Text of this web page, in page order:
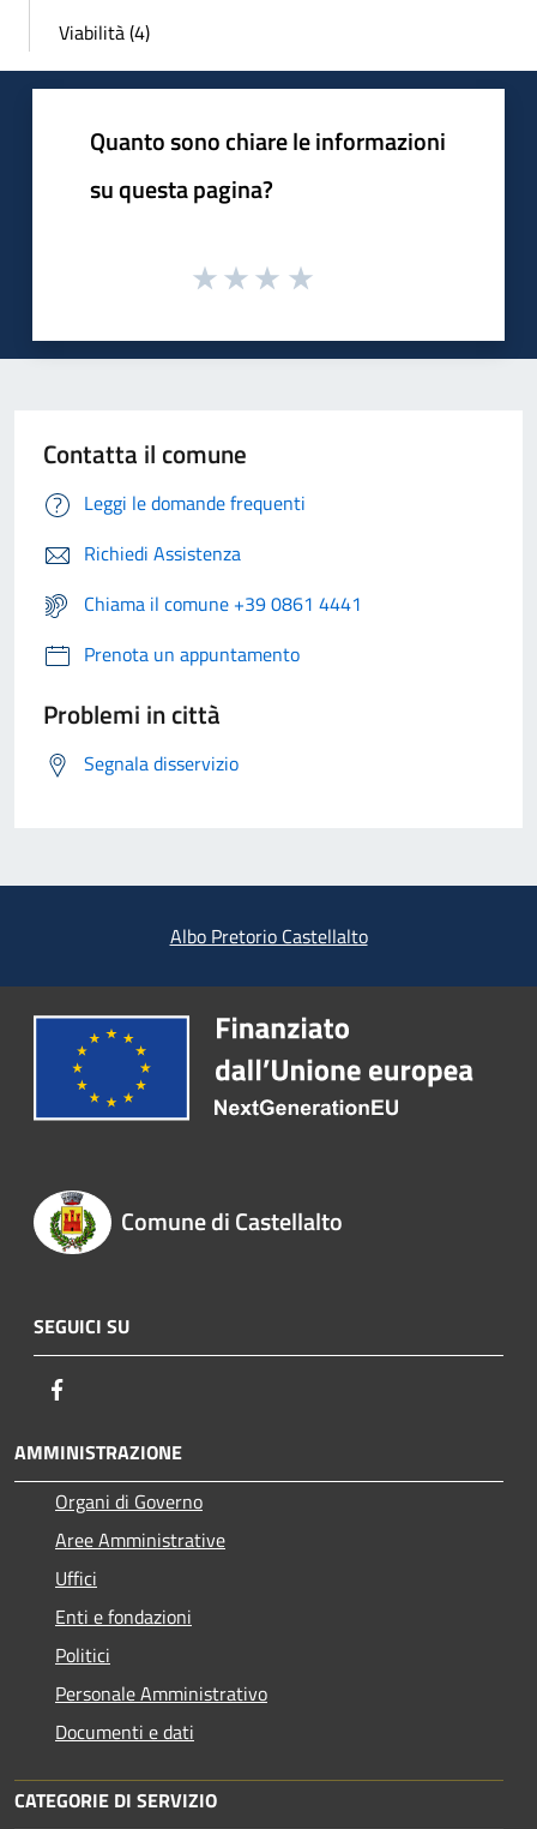
Viabilità (4)
Quanto sono chiare le informazioni
su questa pagina?
Contatta il comune
Leggi le domande frequenti
Richiedi Assistenza
Chiama il comune +39 0861 4441
Prenota un appuntamento
Problemi in città
Segnala disservizio
Albo Pretorio Castellalto
Comune di Castellalto
SEGUICI SU
AMMINISTRAZIONE
Organi di Governo
Aree Amministrative
Uffici
Enti e fondazioni
Politici
Personale Amministrativo
Documenti e dati
CATEGORIE DI SERVIZIO